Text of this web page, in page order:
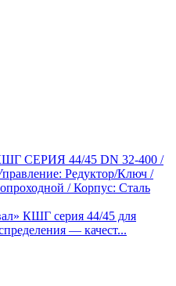
44/45 DN 32-400 /
Редуктор/Ключ /
/ Корпус: Сталь
КШГ серия 44/45 для
— качест...